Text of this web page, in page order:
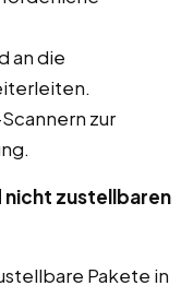
an die
zur
nicht zustellbaren
Pakete in